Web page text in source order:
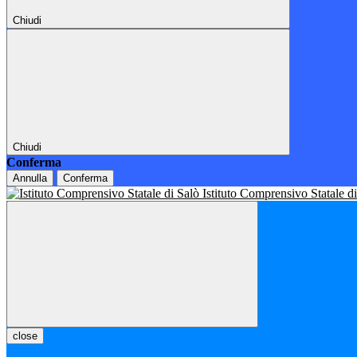
Chiudi
Chiudi
Conferma
Annulla Conferma
Istituto Comprensivo Statale
close